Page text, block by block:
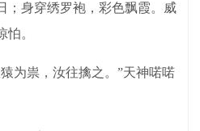
身穿绣罗袍，彩色飘霞。威
怕。
祟，汝往擒之。”天神喏喏